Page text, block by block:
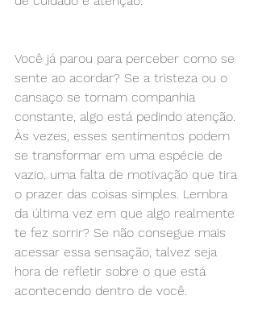
Você já parou para perceber como se
sente ao acordar? Se a tristeza ou o
cansaço se tornam companhia
constante, algo está pedindo atenção.
Às vezes, esses sentimentos podem
se transformar em uma espécie de
vazio, uma falta de motivação que tira
o prazer das coisas simples. Lembra
da última vez em que algo realmente
te fez sorrir? Se não consegue mais
acessar essa sensação, talvez seja
hora de refletir sobre o que está
acontecendo dentro de você.